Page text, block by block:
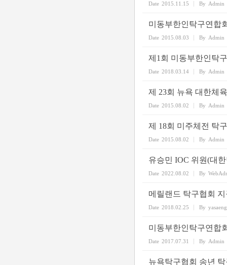
Date 2015.11.15 By Admin
미동부한인탁구연합
Date 2015.08.03 By Admin
제1회 미동부한인탁
Date 2018.03.14 By Admin
제 23회 뉴욕 대한체
Date 2015.08.02 By Admin
제 18회 미주체전 탁
Date 2015.08.02 By Admin
유승민 IOC 위원(대
Date 2022.08.02 By
메릴랜드 탁구협회
Date 2018.02.25 By
미동부한인탁구연합
Date 2017.07.31 By Admin
뉴욕탁구협회 송년